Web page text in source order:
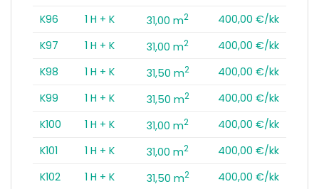
K96
1 H + K 31,00 m2
400,00 €/kk
K97
1 H + K 31,00 m2
400,00 €/kk
K98
1 H + K 31,50 m2
400,00 €/kk
K99
1 H + K 31,50 m2
400,00 €/kk
K100
1 H + K 31,00 m2
400,00 €/kk
K101
1 H + K 31,00 m2
400,00 €/kk
K102
1 H + K 31,50 m2
400,00 €/kk